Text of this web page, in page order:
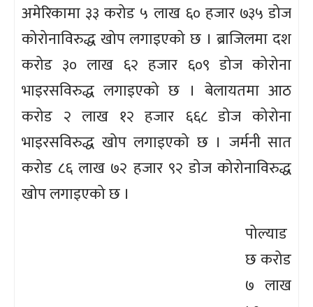
अमेरिकामा ३३ करोड ५ लाख ६० हजार ७३५ डोज
कोरोनाविरुद्ध खोप लगाइएको छ । ब्राजिलमा दश
करोड ३० लाख ६२ हजार ६०९ डोज कोरोना
भाइरसविरुद्ध लगाइएको छ । बेलायतमा आठ
करोड २ लाख १२ हजार ६६८ डोज कोरोना
भाइरसविरुद्ध खोप लगाइएको छ । जर्मनी सात
करोड ८६ लाख ७२ हजार ९२ डोज कोरोनाविरुद्ध
खोप लगाइएको छ ।
पोल्याड
छ करोड
७ लाख